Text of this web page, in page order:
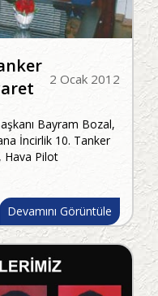
2 Ocak 2012
Bayram Bozal,
İncirlik 10. Tanker
Hava Pilot
Devamını Görüntüle